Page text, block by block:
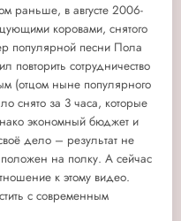
раньше, в августе 2006-
коровами, снятого
популярной песни Пола
сотрудничество
(отцом ныне популярного
снято за 3 часа, которые
экономный бюджет и
дело – результат не
на полку. А сейчас
к этому видео.
с современным